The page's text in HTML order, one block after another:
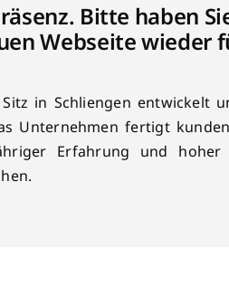
Bitte haben
Webseite wieder
in Schliengen
Unternehmen fertigt
Erfahrung und